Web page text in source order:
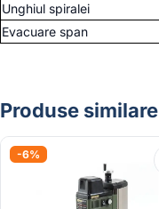
Unghiul spiralei
Evacuare span
Produse similare
-6%